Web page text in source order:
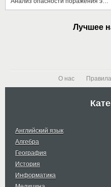
Лучшее
О нас Правила
Английский язык
Алгебра
География
История
Информатика